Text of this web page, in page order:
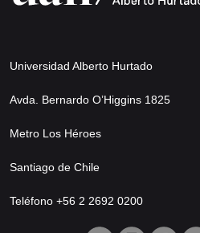
Universidad Alberto Hurtado
Avda. Bernardo O’Higgins 1825
Metro Los Héroes
Santiago de Chile
Teléfono +56 2 2692 0200